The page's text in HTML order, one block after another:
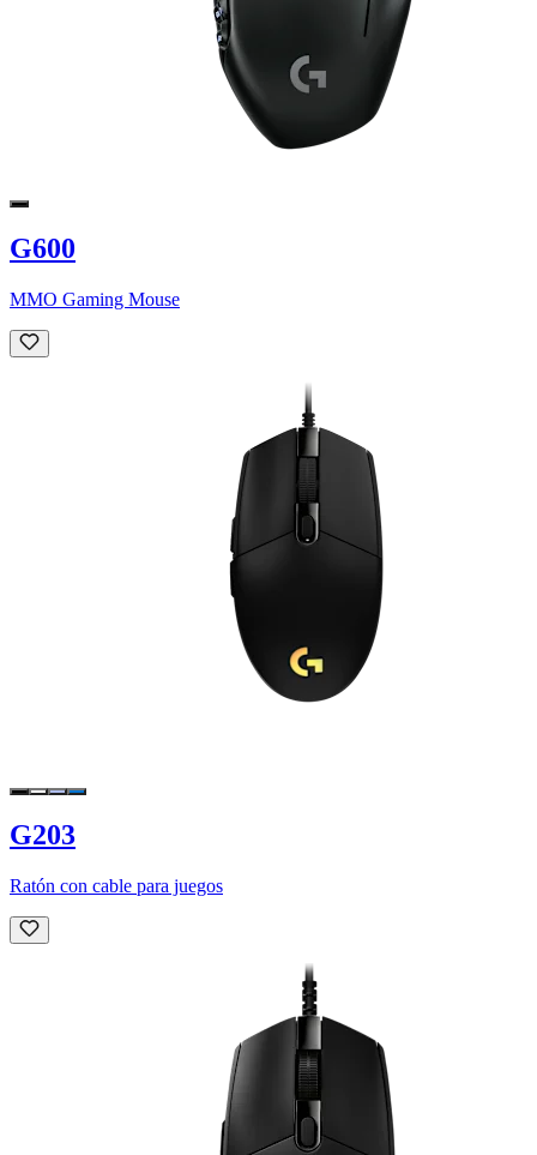
G600
MMO Gaming Mouse
G203
Ratón con cable para juegos